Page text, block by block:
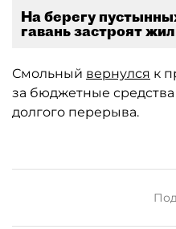
На берегу
гавань застроят
Смольный вернулся к
за бюджетные средства
долгого перерыва.